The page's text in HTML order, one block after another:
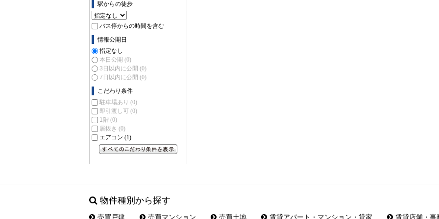
駅からの徒歩
バス停からの時間を含む
情報公開日
指定なし
本日公開 (0)
3日以内に公開 (0)
7日以内に公開 (0)
こだわり条件
駐車場あり (0)
即引渡し可 (0)
1階 (0)
居抜き (0)
エアコン (1)
物件種別から探す
売買戸建 売買マンション 売買土地 賃貸アパート・マンション・貸家 賃貸店舗・事